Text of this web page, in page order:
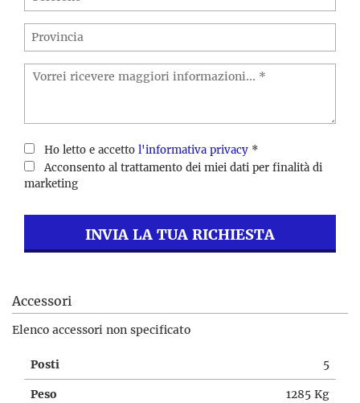
Ho letto e accetto l'informativa privacy *
Acconsento al trattamento dei miei dati per finalità di
marketing
INVIA LA TUA RICHIESTA
Accessori
Elenco accessori non specificato
Posti 5
Peso 1285 Kg